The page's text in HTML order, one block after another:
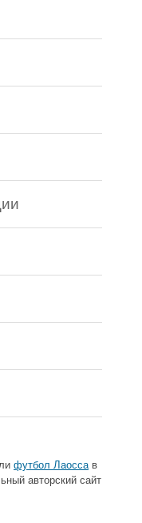
футбол Лаосса в
авторский сайт